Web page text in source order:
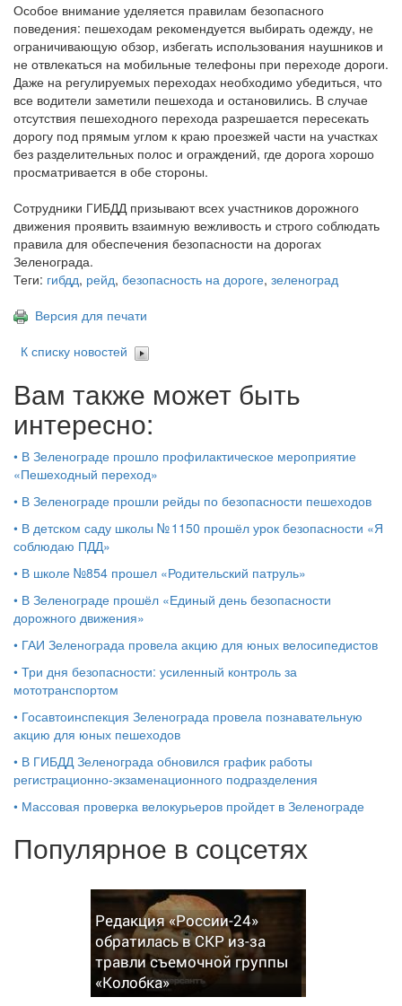
Особое внимание уделяется правилам безопасного
поведения: пешеходам рекомендуется выбирать одежду, не
ограничивающую обзор, избегать использования наушников и
не отвлекаться на мобильные телефоны при переходе дороги.
Даже на регулируемых переходах необходимо убедиться, что
все водители заметили пешехода и остановились. В случае
отсутствия пешеходного перехода разрешается пересекать
дорогу под прямым углом к краю проезжей части на участках
без разделительных полос и ограждений, где дорога хорошо
просматривается в обе стороны.
Сотрудники ГИБДД призывают всех участников дорожного
движения проявить взаимную вежливость и строго соблюдать
правила для обеспечения безопасности на дорогах
Зеленограда.
Теги: гибдд, рейд, безопасность на дороге, зеленоград
Версия для печати
К списку новостей
Вам также может быть
интересно:
• В Зеленограде прошло профилактическое мероприятие
«Пешеходный переход»
• В Зеленограде прошли рейды по безопасности пешеходов
• В детском саду школы № 1150 прошёл урок безопасности «Я
соблюдаю ПДД»
• В школе №854 прошел «Родительский патруль»
• В Зеленограде прошёл «Единый день безопасности
дорожного движения»
• ГАИ Зеленограда провела акцию для юных велосипедистов
• Три дня безопасности: усиленный контроль за
мототранспортом
• Госавтоинспекция Зеленограда провела познавательную
акцию для юных пешеходов
• В ГИБДД Зеленограда обновился график работы
регистрационно-экзаменационного подразделения
• Массовая проверка велокурьеров пройдет в Зеленограде
Популярное в соцсетях
Редакция «России-24»
обратилась в СКР из-за
травли съемочной группы
«Колобка»